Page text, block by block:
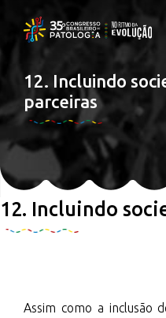
12. Incluindo
parceiras
12. Incluindo
Assim como a inclusão